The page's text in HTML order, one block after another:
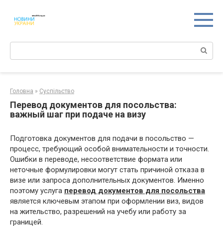
контенту
Поиск:
Головна » Суспільство
Перевод документов для посольства:
важный шаг при подаче на визу
Подготовка документов для подачи в посольство —
процесс, требующий особой внимательности и точности.
Ошибки в переводе, несоответствие формата или
неточные формулировки могут стать причиной отказа в
визе или запроса дополнительных документов. Именно
поэтому услуга перевод документов для посольства
является ключевым этапом при оформлении виз, видов
на жительство, разрешений на учебу или работу за
границей.